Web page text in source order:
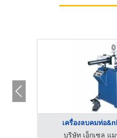
เครื่องลบคมท่อ
บริษัท เอ็กเซล แ